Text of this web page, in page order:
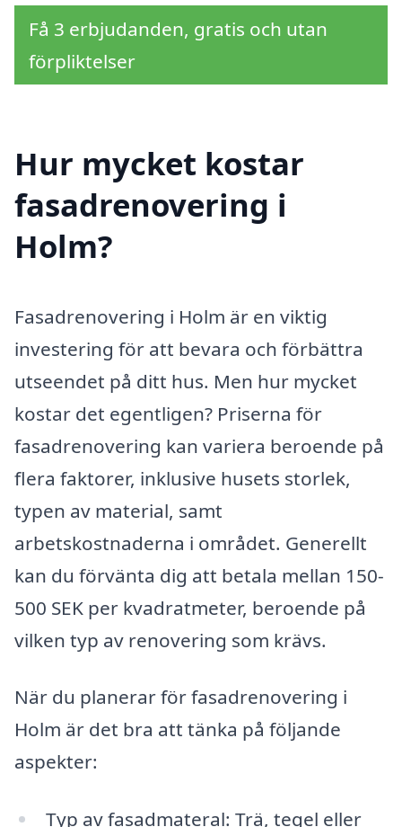
Få 3 erbjudanden, gratis och utan
förpliktelser
Hur mycket kostar
fasadrenovering i
Holm?
Fasadrenovering i Holm är en viktig
investering för att bevara och förbättra
utseendet på ditt hus. Men hur mycket
kostar det egentligen? Priserna för
fasadrenovering kan variera beroende på
flera faktorer, inklusive husets storlek,
typen av material, samt
arbetskostnaderna i området. Generellt
kan du förvänta dig att betala mellan 150-
500 SEK per kvadratmeter, beroende på
vilken typ av renovering som krävs.
När du planerar för fasadrenovering i
Holm är det bra att tänka på följande
aspekter:
Typ av fasadmateral: Trä, tegel eller